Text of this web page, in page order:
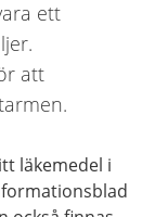
ett
att
läkemedel i